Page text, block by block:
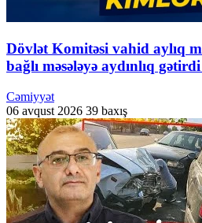
Dövlət Komitəsi vahid aylıq
bağlı məsələyə aydınlıq
Cəmiyyət
06 avqust 2026 39 baxış